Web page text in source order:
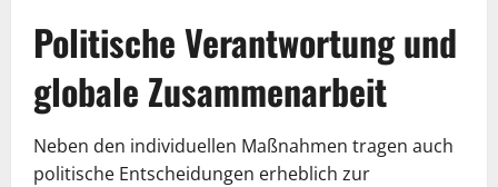
Politische Verantwortung und
globale Zusammenarbeit
Neben den individuellen Maßnahmen tragen auch
politische Entscheidungen erheblich zur